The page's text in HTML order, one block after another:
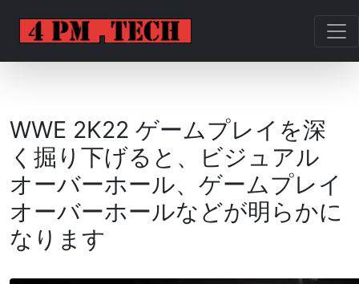
WWE 2K22 ゲームプレイを深
く掘り下げると、ビジュアル
オーバーホール、ゲームプレイ
オーバーホールなどが明らかに
なります